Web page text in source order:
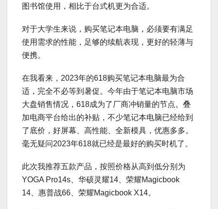
图书馆使用，相比于台式机更为合适。
对于大学生来说，购买笔记本电脑，必须要有满足
使用需求的性能，足够的续航表现，更好的轻薄与
便携。
在我看来，2023年的618购买笔记本电脑最为合
适，完全不必等到暑促。今年由于笔记本电脑市场
大盘销售情况，618成为了厂商冲销量的节点。叠
加电商平台给出的补贴，不少笔记本电脑已经给到
了底价，好屏幕、高性能、全新模具，优惠多多。
毫无疑问2023年618就已经是最好的购买时机了。
此次我推荐五款产品，按照价格从高到低分别为
YOGA Pro14s、华硕灵耀14、荣耀Magicbook
14、惠普战66、荣耀Magicbook X14。